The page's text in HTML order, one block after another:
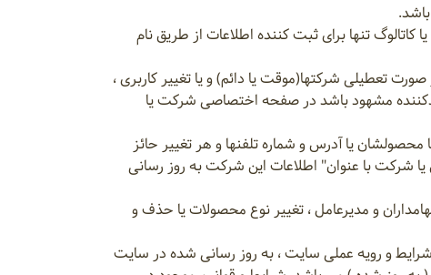
تنها برای ثبت کننده اطلاعات از طریق نام
تعطیلی شرکتها(موقت یا دائم) و یا تغییر کاربری ،
مشهود باشد در صفحه اختصاصی شرکت یا
یا آدرس و شماره تلفنها و هر تغییر حائز
شرکت با عنوان" اطلاعات این شرکت به روز رسانی
و مدیرعامل ، تغییر نوع محصولات یا حذف و
شرایط و رویه عملی سایت ، به روز رسانی شده در سایت